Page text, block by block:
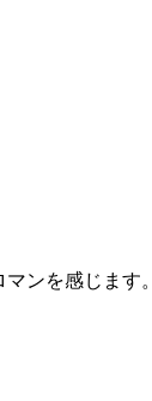
ンを感じます。